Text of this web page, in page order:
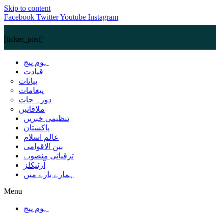
Skip to content
Facebook TwitterYoutube Instagram
[ticker_post]
ہوم پیج
قیادت
بیانات
پیغامات
دورہ جات
ملاقاتیں
تنظیمی خبریں
پاکستان
عالم اسلام
بین الاقوامی
ترقیاتی منصوبے
آرٹیکلز
ہمارے بارے میں
Menu
ہوم پیج